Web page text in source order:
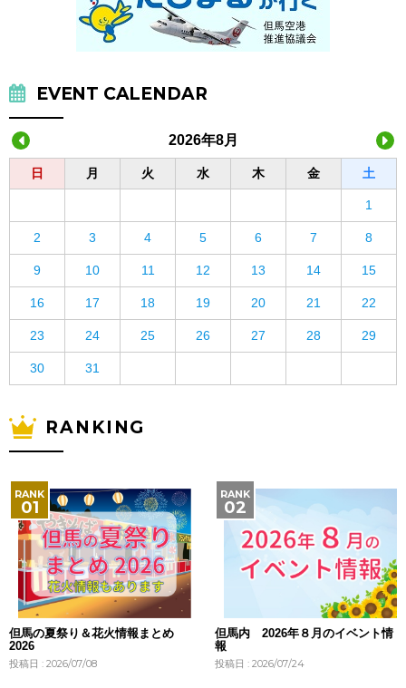
EVENT CALENDAR
2026年8月
日 月 火 水 木 金 土
1
2 3 4 5 6 7 8
9 10 11 12 13 14 15
16 17 18 19 20 21 22
23 24 25 26 27 28 29
30 31
RANKING
但馬の夏祭り＆花火情報まとめ
2026
投稿日 : 2026/07/08
但馬内 2026年８月のイベント情
報
投稿日 : 2026/07/24